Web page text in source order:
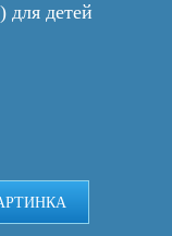
для детей